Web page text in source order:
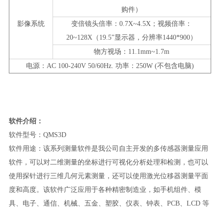
影像系统
购件）
变倍镜头倍率：0.7X~4.5X ；视频倍率：
20~128X （ 19.5”显示器，分辨率1440*900）
物方视场： 11.1mm~1.7m
电源： AC 100-240V 50/60Hz. 功率： 250W (不包含电脑)
软件介绍：
软件型号：QMS3D
软件用途：该系列测量软件是我公司自主开发的多传感器测量应用
软件，可以对二维测量的坐标进行可视化分析处理和检测，也可以
使用探针进行三维几何元素测量，还可以使用激光位移器测量平面
度和高度。该软件广泛应用于各种精密制造业，如手机组件、模
具、电子、通信、机械、五金、塑胶、仪表、钟表、PCB、LCD 等